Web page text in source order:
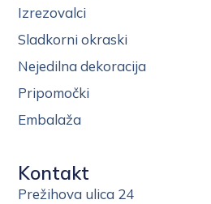
Izrezovalci
Sladkorni okraski
Nejedilna dekoracija
Pripomočki
Embalaža
Kontakt
Prežihova ulica 24